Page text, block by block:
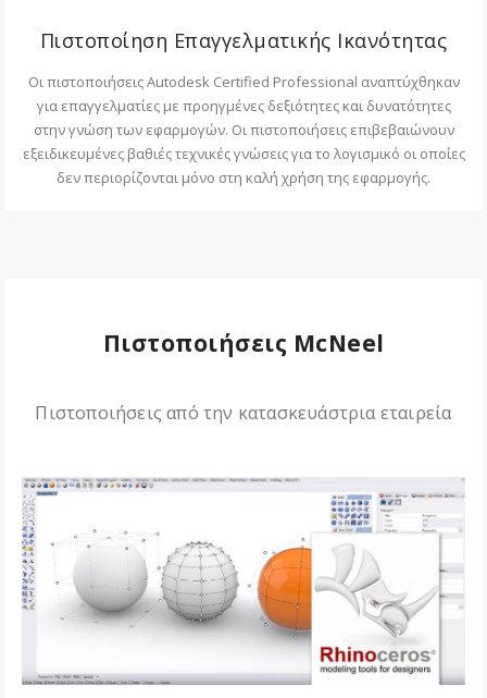
Πιστοποίηση Επαγγελματικής Ικανότητας
Οι πιστοποιήσεις Autodesk Certified Professional αναπτύχθηκαν
για επαγγελματίες με προηγμένες δεξιότητες και δυνατότητες
στην γνώση των εφαρμογών. Οι πιστοποιήσεις επιβεβαιώνουν
εξειδικευμένες βαθιές τεχνικές γνώσεις για το λογισμικό οι οποίες
δεν περιορίζονται μόνο στη καλή χρήση της εφαρμογής.
Πιστοποιήσεις McNeel
Πιστοποιήσεις από την κατασκευάστρια εταιρεία